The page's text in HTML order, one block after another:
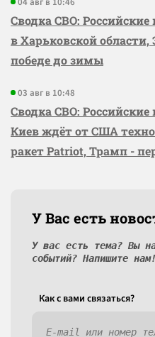
Сводка СВО: Российские
в Харьковской области,
победе до зимы
03 авг в 10:48
Сводка СВО: Российские
Киев ждёт от США
ракет Patriot, Трамп -
У Вас есть
У вас есть тема? Вы
событий? Напишите нам!
Как c вами связаться?